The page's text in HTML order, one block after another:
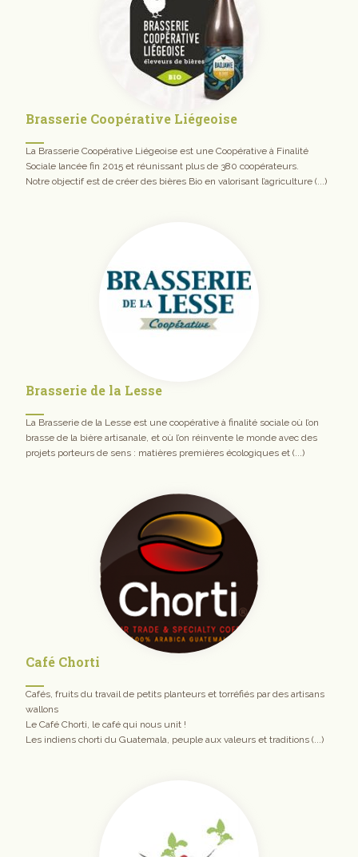
Brasserie Coopérative Liégeoise
La Brasserie Coopérative Liégeoise est une Coopérative à Finalité
Sociale lancée fin 2015 et réunissant plus de 380 coopérateurs.
Notre objectif est de créer des bières Bio en valorisant l’agriculture (...)
Brasserie de la Lesse
La Brasserie de la Lesse est une coopérative à finalité sociale où l’on
brasse de la bière artisanale, et où l’on réinvente le monde avec des
projets porteurs de sens : matières premières écologiques et (...)
Café Chorti
Cafés, fruits du travail de petits planteurs et torréfiés par des artisans
wallons
Le Café Chorti, le café qui nous unit !
Les indiens chorti du Guatemala, peuple aux valeurs et traditions (...)